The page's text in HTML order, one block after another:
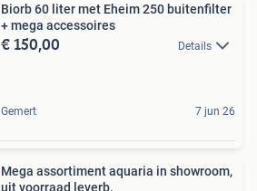
Biorb 60 liter met Eheim 250 buitenfilter
+ mega accessoires
€ 150,00 Details
Gemert 7 jun 26
Mega assortiment aquaria in showroom,
uit voorraad leverb.